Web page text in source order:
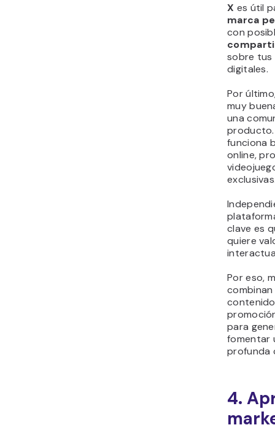
X es útil
marca
con
sobre
digitales.
Por
muy
una
funciona
online,
clave es
quiere
Por eso,
para
fomentar
profunda
4.